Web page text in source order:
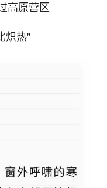
高原营区
炽热”